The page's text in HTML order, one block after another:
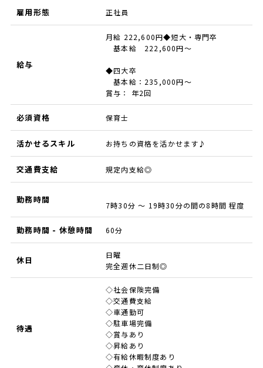
雇用形態 正社員
給与
月給 222,600円◆短大・専門卒
基本給 222,600円～
◆四大卒
基本給：235,000円～
賞与： 年2回
必須資格 保育士
活かせるスキル お持ちの資格を活かせます♪
交通費支給 規定内支給◎
勤務時間
7時30分 ～ 19時30分の間の8時間 程度
勤務時間 - 休憩時間 60分
休日
日曜
完全週休二日制◎
待遇
◇社会保険完備
◇交通費支給
◇車通勤可
◇駐車場完備
◇賞与あり
◇昇給あり
◇有給休暇制度あり